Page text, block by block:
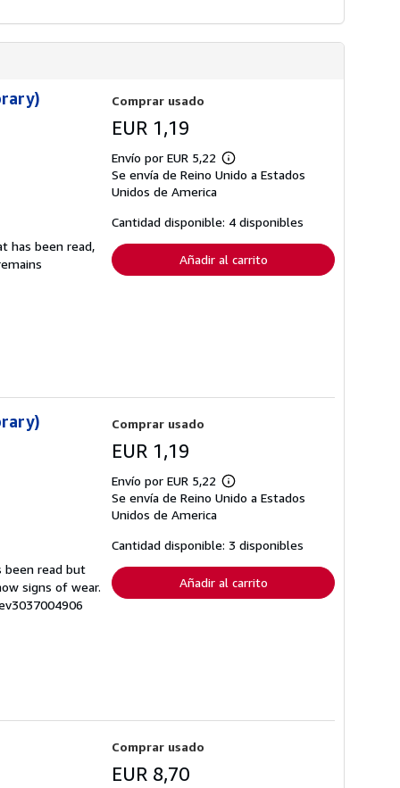
has been read,
Comprar usado
EUR 1,19
Envío por EUR 5,22
Más
información
tarifas
de
envío
Se envía de Reino Unido a Estados
Unidos de America
Cantidad disponible: 4 disponibles
Añadir al carrito
been read but
signs of wear.
Comprar usado
EUR 1,19
Envío por EUR 5,22
Más
información
tarifas
de
envío
Se envía de Reino Unido a Estados
Unidos de America
Cantidad disponible: 3 disponibles
Añadir al carrito
Comprar usado
EUR 8,70